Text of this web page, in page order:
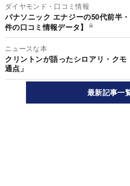
ダイヤモンド・口コミ情報
パナソニック エナジーの50代前半
件の口コミ情報データ】
ニュースな本
クリントンが語ったシロアリ・ク
通点」
最新記事一